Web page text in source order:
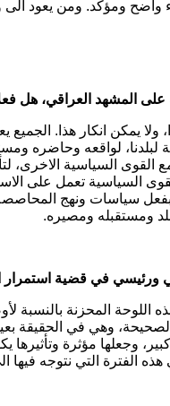
ومؤكد. ومن يعود الى
المشهد العراقي، هل
ولا يمكن انكار هذا.
لبلدنا، لواقعه وحاضره
مع القوى السياسية
السياسية تعمل على
بفعل سياسات ونهج
ومستقبله ومصيره.
ورئيسي في قضية استمرار
اللوحة المحزنة بالنسبة
وهي في الحقيقة
وجعلها مؤثرة
الفترة التي نتوجه فيها